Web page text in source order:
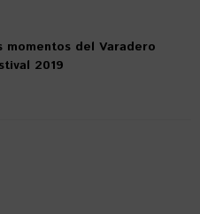
momentos del Varadero
2019